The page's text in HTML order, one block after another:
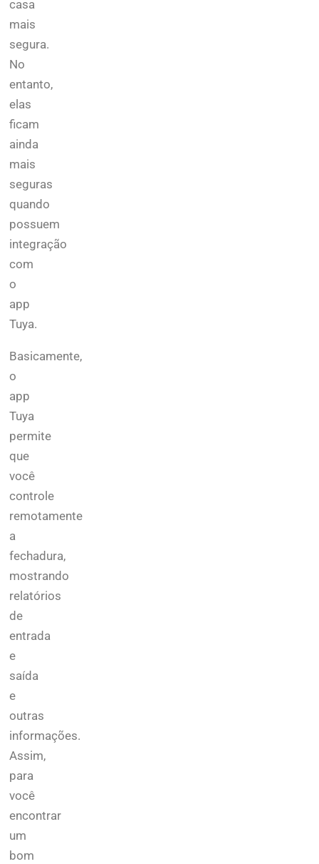
casa
mais
segura.
No
entanto,
elas
ficam
ainda
mais
seguras
quando
possuem
integração
com
o
app
Tuya.
Basicamente,
o
app
Tuya
permite
que
você
controle
remotamente
a
fechadura,
mostrando
relatórios
de
entrada
e
saída
e
outras
informações.
Assim,
para
você
encontrar
um
bom